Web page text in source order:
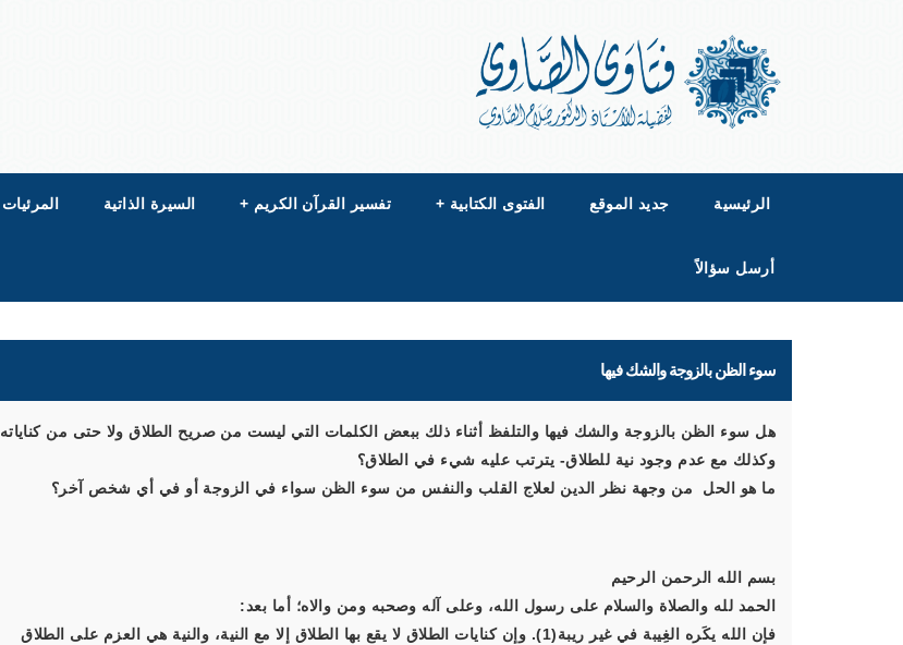
الرئيسية جديد الموقع الفتوى الكتابية + تفسير القرآن الكريم + السيرة الذاتية المرئيات
أرسل سؤالاً
سوء الظن بالزوجة والشك فيها
هل سوء الظن بالزوجة والشك فيها والتلفظ أثناء ذلك ببعض الكلمات التي ليست من صريح الطلاق ولا حتى من كناياته
وكذلك مع عدم وجود نية للطلاق- يترتب عليه شيء في الطلاق؟
ما هو الحل من وجهة نظر الدين لعلاج القلب والنفس من سوء الظن سواء في الزوجة أو في أي شخص آخر؟
بسم الله الرحمن الرحيم
الحمد لله والصلاة والسلام على رسول الله، وعلى آله وصحبه ومن والاه؛ أما بعد:
فإن الله يكَره الغِيبة في غير ريبة(1). وإن كنايات الطلاق لا يقع بها الطلاق إلا مع النية، والنية هي العزم على الطلاق